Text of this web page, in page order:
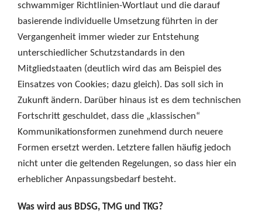
schwammiger Richtlinien-Wortlaut und die darauf
basierende individuelle Umsetzung führten in der
Vergangenheit immer wieder zur Entstehung
unterschiedlicher Schutzstandards in den
Mitgliedstaaten (deutlich wird das am Beispiel des
Einsatzes von Cookies; dazu gleich). Das soll sich in
Zukunft ändern. Darüber hinaus ist es dem technischen
Fortschritt geschuldet, dass die „klassischen“
Kommunikationsformen zunehmend durch neuere
Formen ersetzt werden. Letztere fallen häufig jedoch
nicht unter die geltenden Regelungen, so dass hier ein
erheblicher Anpassungsbedarf besteht.
Was wird aus BDSG, TMG und TKG?